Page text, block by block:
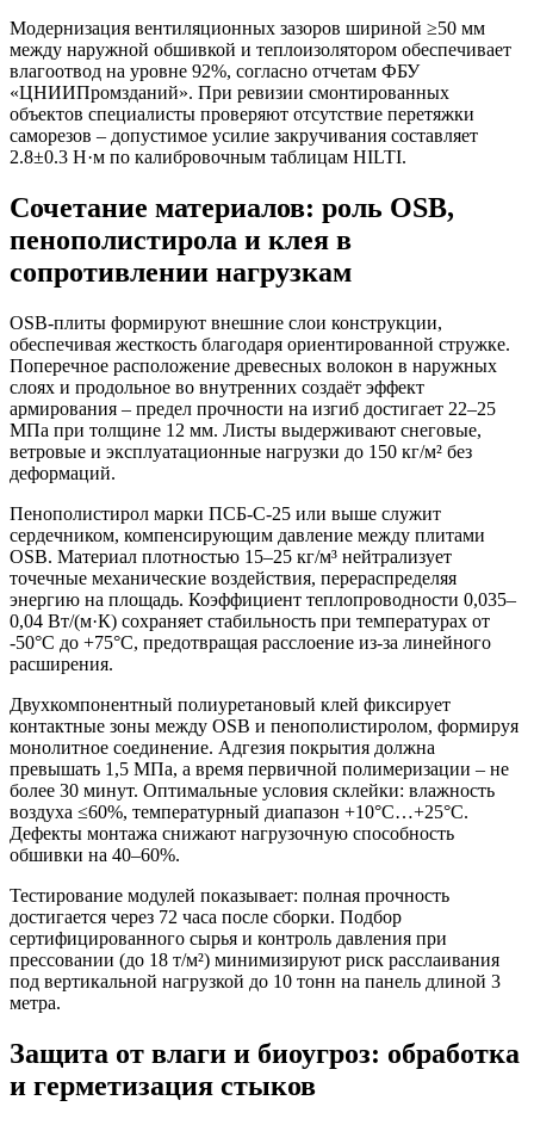
Модернизация вентиляционных зазоров шириной ≥50 мм
между наружной обшивкой и теплоизолятором обеспечивает
влагоотвод на уровне 92%, согласно отчетам ФБУ
«ЦНИИПромзданий». При ревизии смонтированных
объектов специалисты проверяют отсутствие перетяжки
саморезов – допустимое усилие закручивания составляет
2.8±0.3 Н·м по калибровочным таблицам HILTI.
Сочетание материалов: роль OSB,
пенополистирола и клея в
сопротивлении нагрузкам
OSB-плиты формируют внешние слои конструкции,
обеспечивая жесткость благодаря ориентированной стружке.
Поперечное расположение древесных волокон в наружных
слоях и продольное во внутренних создаёт эффект
армирования – предел прочности на изгиб достигает 22–25
МПа при толщине 12 мм. Листы выдерживают снеговые,
ветровые и эксплуатационные нагрузки до 150 кг/м² без
деформаций.
Пенополистирол марки ПСБ-С-25 или выше служит
сердечником, компенсирующим давление между плитами
OSB. Материал плотностью 15–25 кг/м³ нейтрализует
точечные механические воздействия, перераспределяя
энергию на площадь. Коэффициент теплопроводности 0,035–
0,04 Вт/(м·К) сохраняет стабильность при температурах от
-50°C до +75°C, предотвращая расслоение из-за линейного
расширения.
Двухкомпонентный полиуретановый клей фиксирует
контактные зоны между OSB и пенополистиролом, формируя
монолитное соединение. Адгезия покрытия должна
превышать 1,5 МПа, а время первичной полимеризации – не
более 30 минут. Оптимальные условия склейки: влажность
воздуха ≤60%, температурный диапазон +10°C…+25°C.
Дефекты монтажа снижают нагрузочную способность
обшивки на 40–60%.
Тестирование модулей показывает: полная прочность
достигается через 72 часа после сборки. Подбор
сертифицированного сырья и контроль давления при
прессовании (до 18 т/м²) минимизируют риск расслаивания
под вертикальной нагрузкой до 10 тонн на панель длиной 3
метра.
Защита от влаги и биоугроз: обработка
и герметизация стыков